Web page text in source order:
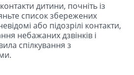
дитини, почніть із
список збережених
або підозрілі контакти,
небажаних дзвінків і
спілкування з